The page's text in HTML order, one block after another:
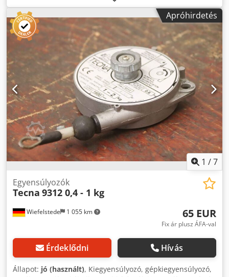
típus - Terhelhetőség: 2,0 - 5,0 kg -Méretek: 200/250/70
mm -Súly: 2,6 kg Codpfx Ahegggy Es Uorf
Apróhirdetés
1 /7
Wiefelstede 1 055 km
Egyensúlyozók
Tecna 9312 0,4 - 1 kg
65 EUR
Fix ár plusz ÁFA-val
Érdeklődni Hívás
Állapot: jó (használt), Kiegyensúlyozó, gépkiegyensúlyozó,